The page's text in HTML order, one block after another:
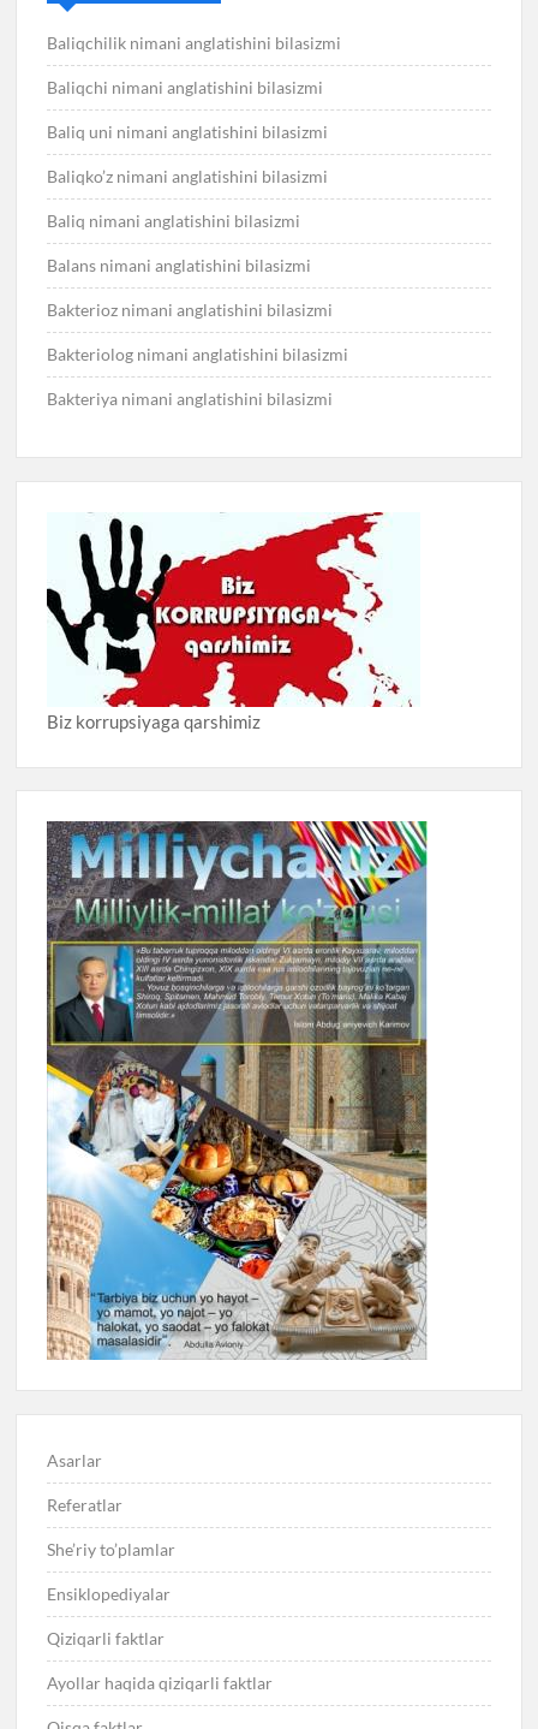
Baliqchilik nimani anglatishini bilasizmi
Baliqchi nimani anglatishini bilasizmi
Baliq uni nimani anglatishini bilasizmi
Baliqko’z nimani anglatishini bilasizmi
Baliq nimani anglatishini bilasizmi
Balans nimani anglatishini bilasizmi
Bakterioz nimani anglatishini bilasizmi
Bakteriolog nimani anglatishini bilasizmi
Bakteriya nimani anglatishini bilasizmi
Biz korrupsiyaga qarshimiz
Asarlar
Referatlar
She’riy to’plamlar
Ensiklopediyalar
Qiziqarli faktlar
Ayollar haqida qiziqarli faktlar